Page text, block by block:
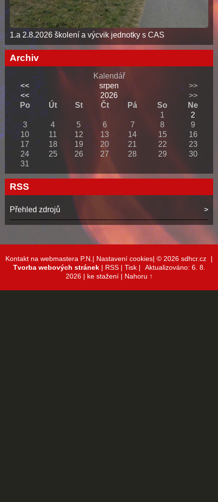
1.a 2.8.2026 školení a výcvik jednotky s CAS
Archiv
Kalendář
<<
srpen
>>
<<
2026
>>
Po
Út St Čt Pá So
Ne
1
2
3
4 5 6 7 8
9
10
11 12 13 14 15
16
17
18 19 20 21 22
23
24
25 26 27 28 29
30
31
RSS
Přehled zdrojů
Kontakt na webmastera P.N.| Nastavení cookies| © 2026 sdhcr.cz
|
Tvorba webových stránek| RSS| Tisk|
Aktualizováno: 6. 8.
2026 | ke stažení | Nahoru ↑